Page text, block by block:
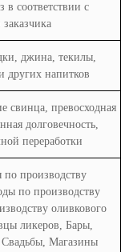
в соответствии с
джина, текилы,
других напитков
свинца, превосходная
долговечность,
переработки
производству
по производству
оливкового
ликеров, Бары,
Магазины